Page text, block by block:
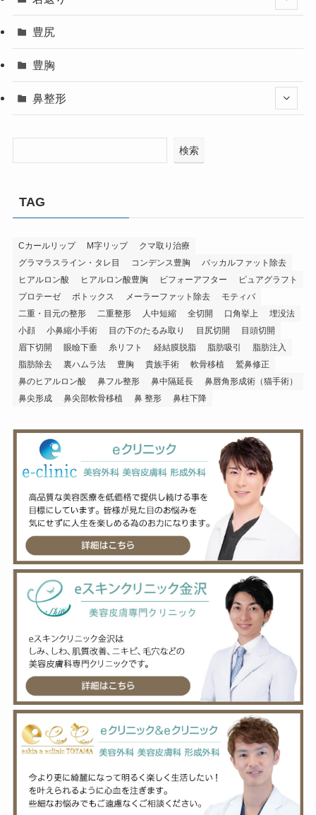
豊尻
豊胸
鼻整形
検索
TAG
Cカールリップ M字リップ
クマ取り治療
グラマラスライン・タレ目
コンデンス豊胸
バッカルファット除去
ヒアルロン酸
ヒアルロン酸豊胸 ビフォーアフター
ピュアグラフト
プロテーゼ
ボトックス メーラーファット除去
モティバ
二重・目元の整形
二重整形 人中短縮 全切開 口角挙上
埋没法
小顔
小鼻縮小手術 目の下のたるみ取り 目尻切開
目頭切開
眉下切開
眼瞼下垂 糸リフト 経結膜脱脂 脂肪吸引
脂肪注入
脂肪除去
裏ハムラ法 豊胸 貴族手術 軟骨移植
鷲鼻修正
鼻のヒアルロン酸
鼻フル整形 鼻中隔延長
鼻唇角形成術（猫手術）
鼻尖形成
鼻尖部軟骨移植 鼻 整形 鼻柱下降